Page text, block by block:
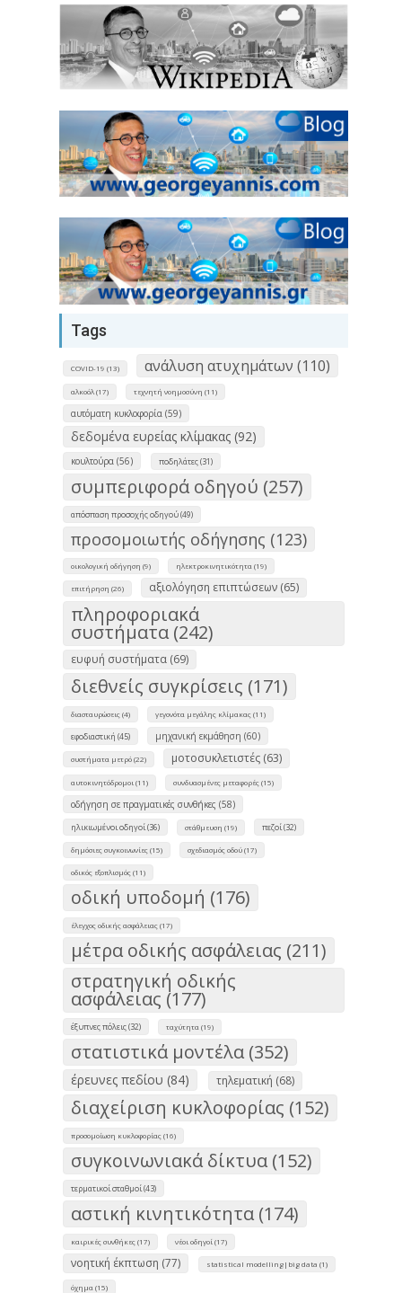
Tags
COVID-19 (13) ανάλυση ατυχημάτων (110)
αλκοόλ (17) τεχνητή νοημοσύνη (11)
αυτόματη κυκλοφορία (59)
δεδομένα ευρείας κλίμακας (92)
κουλτούρα (56) ποδηλάτες (31)
συμπεριφορά οδηγού (257)
απόσπαση προσοχής οδηγού (49)
προσομοιωτής οδήγησης (123)
οικολογική οδήγηση (9) ηλεκτροκινητικότητα (19)
επιτήρηση (26) αξιολόγηση επιπτώσεων (65)
πληροφοριακά
συστήματα (242)
ευφυή συστήματα (69)
διεθνείς συγκρίσεις (171)
διασταυρώσεις (4) γεγονότα μεγάλης κλίμακας (11)
εφοδιαστική (45) μηχανική εκμάθηση (60)
συστήματα μετρό (22) μοτοσυκλετιστές (63)
αυτοκινητόδρομοι (11) συνδυασμένες μεταφορές (15)
οδήγηση σε πραγματικές συνθήκες (58)
ηλικιωμένοι οδηγοί (36) στάθμευση (19) πεζοί (32)
δημόσιες συγκοινωνίες (15) σχεδιασμός οδού (17)
οδικός εξοπλισμός (11)
οδική υποδομή (176)
έλεγχος οδικής ασφάλειας (17)
μέτρα οδικής ασφάλειας (211)
στρατηγική οδικής
ασφάλειας (177)
έξυπνες πόλεις (32) ταχύτητα (19)
στατιστικά μοντέλα (352)
έρευνες πεδίου (84) τηλεματική (68)
διαχείριση κυκλοφορίας (152)
προσομοίωση κυκλοφορίας (16)
συγκοινωνιακά δίκτυα (152)
τερματικοί σταθμοί (43)
αστική κινητικότητα (174)
καιρικές συνθήκες (17) νέοι οδηγοί (17)
νοητική έκπτωση (77) statistical modelling|big data (1)
όχημα (15)